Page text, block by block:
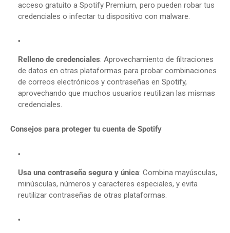
acceso gratuito a Spotify Premium, pero pueden robar tus
credenciales o infectar tu dispositivo con malware.
Relleno de credenciales: Aprovechamiento de filtraciones
de datos en otras plataformas para probar combinaciones
de correos electrónicos y contraseñas en Spotify,
aprovechando que muchos usuarios reutilizan las mismas
credenciales.
Consejos para proteger tu cuenta de Spotify
Usa una contraseña segura y única: Combina mayúsculas,
minúsculas, números y caracteres especiales, y evita
reutilizar contraseñas de otras plataformas.